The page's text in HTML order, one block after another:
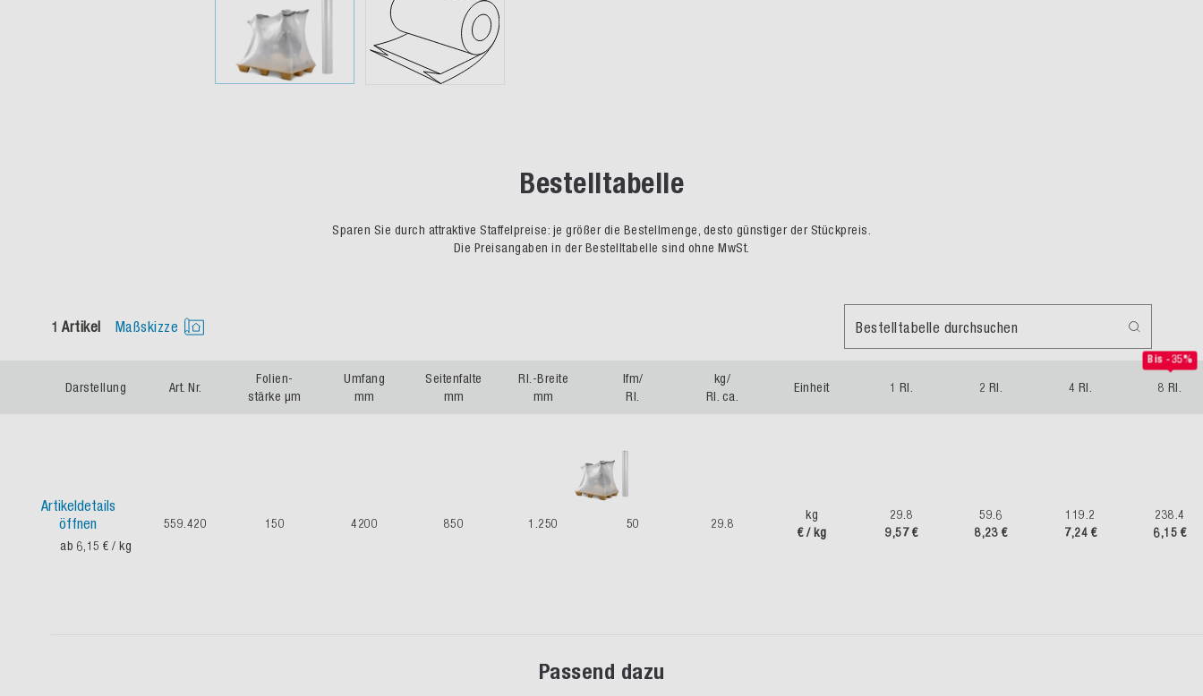
Bestelltabelle
Sparen Sie durch attraktive Staffelpreise: je größer die Bestellmenge, desto günstiger der Stückpreis.
Die Preisangaben in der Bestelltabelle sind ohne MwSt.
1 Artikel Maßskizze Bestelltabelle durchsuchen
Darstellung Art. Nr.
Folien-
stärke µm
Umfang
mm
Seitenfalte
mm
Rl.-Breite
mm
lfm/
Rl.
kg/
Rl. ca.
Einheit 1 Rl. 2 Rl. 4 Rl.
Bis -35%
8 Rl.
Artikeldetails
öffnen
ab 6,15 € / kg
559.420 150 4200 850 1.250 50 29.8
kg
€ / kg
29.8
9,57 €
59.6
8,23 €
119.2
7,24 €
238.4
6,15 €
Passend dazu